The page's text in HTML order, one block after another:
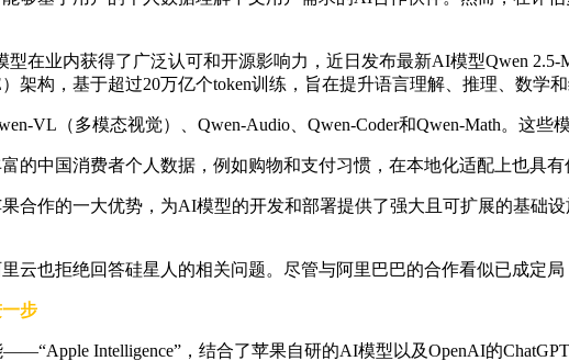
在业内获得了广泛认可和开源影响力，近日发布最新AI模型Qwen 2.5-
架构，基于超过20万亿个token训练，旨在提升语言理解、推理、数学和
VL（多模态视觉）、Qwen-Audio、Qwen-Coder和Qwen-Math。这
的中国消费者个人数据，例如购物和支付习惯，在本地化适配上也具有
合作的一大优势，为AI模型的开发和部署提供了强大且可扩展的基础
云也拒绝回答硅星人的相关问题。尽管与阿里巴巴的合作看似已成定
步
Intelligence”，结合了苹果自研的AI模型以及OpenAI的